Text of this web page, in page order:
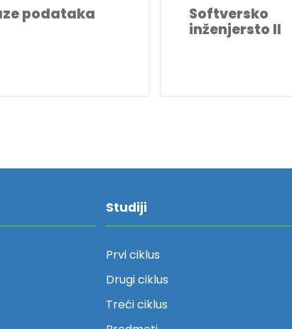
podataka
Softversko
inženjersto II
Studiji
Prvi ciklus
Drugi ciklus
Treći ciklus